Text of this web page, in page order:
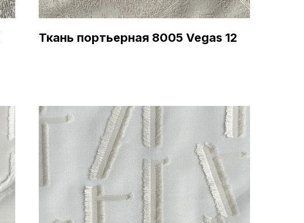
Ткань портьерная 8005 Vegas 12